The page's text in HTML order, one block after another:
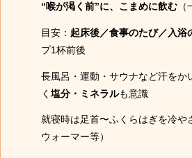
“喉が渇く前”に、こまめに飲む
目安： 起床後／食事のたび／入浴
プ1杯前後
長風呂・運動・サウナなど汗をか
く 塩分・ミネラルも意識
就寝時は足首〜ふくらはぎを冷や
ウォーマー等）